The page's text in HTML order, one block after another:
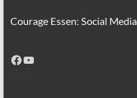
Courage Essen: Social Media
Facebook
YouTube